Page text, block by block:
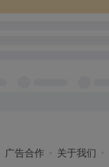
广告合作 关于我们